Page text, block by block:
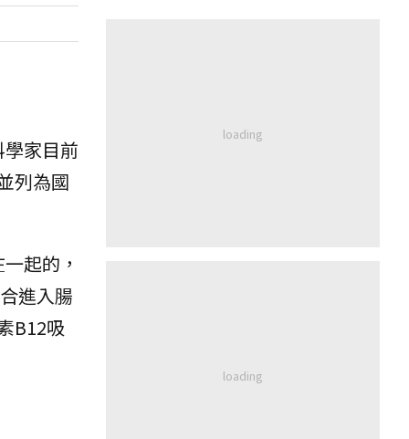
家目前
列為國
起的，
進入腸
B12吸